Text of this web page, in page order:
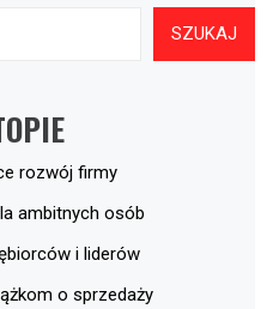
SZUKAJ
rozwój firmy
ambitnych osób
i liderów
o sprzedaży